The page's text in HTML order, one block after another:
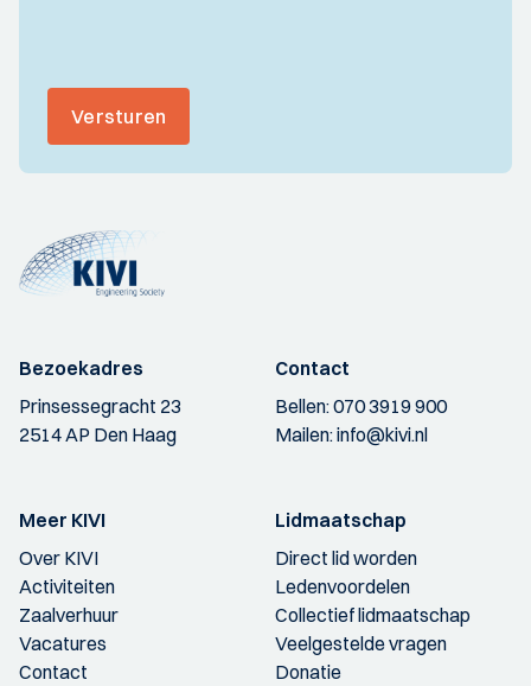
Versturen
Bezoekadres
Prinsessegracht 23
2514 AP Den Haag
Contact
Bellen:070 3919 900
Mailen:info@kivi.nl
Meer KIVI
Over KIVI
Activiteiten
Zaalverhuur
Vacatures
Contact
Lidmaatschap
Direct lid worden
Ledenvoordelen
Collectief lidmaatschap
Veelgestelde vragen
Donatie